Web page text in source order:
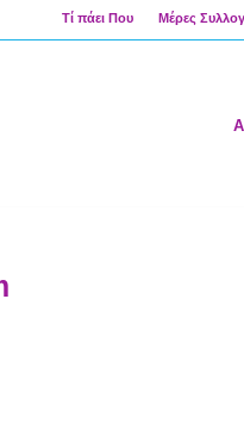
Τί πάει Που Μέρες